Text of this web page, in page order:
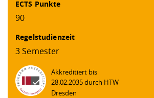
Akkreditiert bis
28.02.2035 durch HTW
Dresden
ECTS Punkte
90
Regelstudienzeit
3 Semester